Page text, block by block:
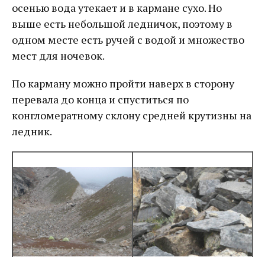
осенью вода утекает и в кармане сухо. Но
выше есть небольшой ледничок, поэтому в
одном месте есть ручей с водой и множество
мест для ночевок.
По карману можно пройти наверх в сторону
перевала до конца и спуститься по
конгломератному склону средней крутизны на
ледник.